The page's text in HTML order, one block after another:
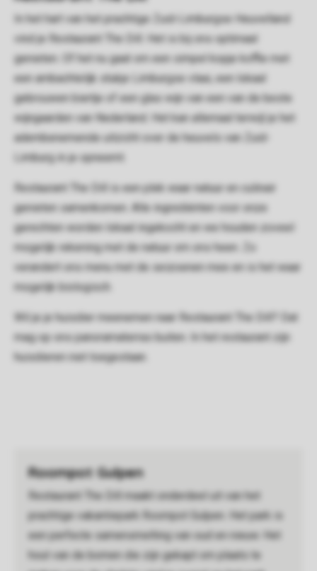
In het hart van het prachtige Zuid-Limburgse Heuvelland
vind je Restaurant The Dill. Het is bij ons optimaal
genieten. Of het nu gaat om een simpel kopje koffie met
een ambachtelijk stukje Limburgse vlaai, een lokaal
gebrouwen biertje of een glas wijn van een van de beste
wijngaarden van Nederland. Het kan allemaal terwijl je het
adembenemende uitzicht over de heuvels van Zuid-
Limburg in je opneemt.
Restaurant The Dill is een plek waar natuur en culinair
genieten samenkomen. Alle ingrediënten voor onze
gerechten worden lokaal ingekocht en we houden zoveel
mogelijk rekening met de natuur om ons heen. Zo
verandert ons menu met de seizoenen mee en is het waar
mogelijk biologisch.
Wil je je huisdier meenemen naar Restaurant The Dill? Dat
mag op ons panoramaterras buiten. In het restaurant zijn
huisdieren niet toegestaan.
Roompot Gulpen
Restaurant The Dill maakt onderdeel uit van het
prachtige vakantiepark Roompot Gulpen. Het park is
een perfecte samensmelting van oud en nieuw. Het
hout van de bomen die zijn gekapt om plaats te